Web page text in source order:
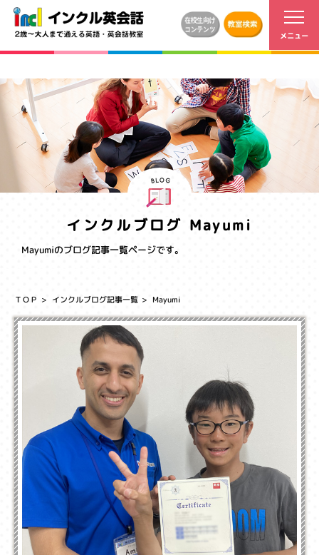
インクルブログ Mayumi
Mayumiのブログ記事一覧ページです。
ＴＯＰ インクルブログ記事一覧 Mayumi